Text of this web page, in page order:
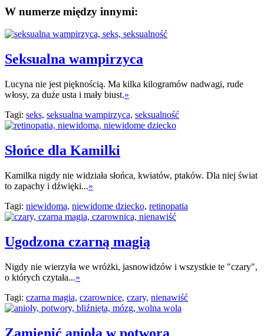
W numerze między innymi:
Seksualna wampirzyca
Lucyna nie jest pięknością. Ma kilka kilogramów nadwagi, rude
włosy, za duże usta i mały biust.»
Tagi: seks, seksualna wampirzyca, seksualność
Słońce dla Kamilki
Kamilka nigdy nie widziała słońca, kwiatów, ptaków. Dla niej świat
to zapachy i dźwięki...»
Tagi: niewidoma, niewidome dziecko, retinopatia
Ugodzona czarną magią
Nigdy nie wierzyła we wróżki, jasnowidzów i wszystkie te "czary",
o których czytała...»
Tagi: czarna magia, czarownice, czary, nienawiść
Zamienić anioła w potwora